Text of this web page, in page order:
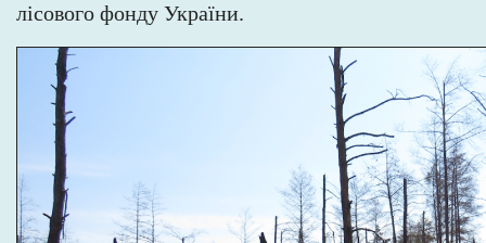
лісового фонду України.